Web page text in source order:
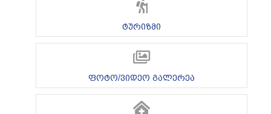
ტურიზმი
ფოტო/ვიდეო გალერეა